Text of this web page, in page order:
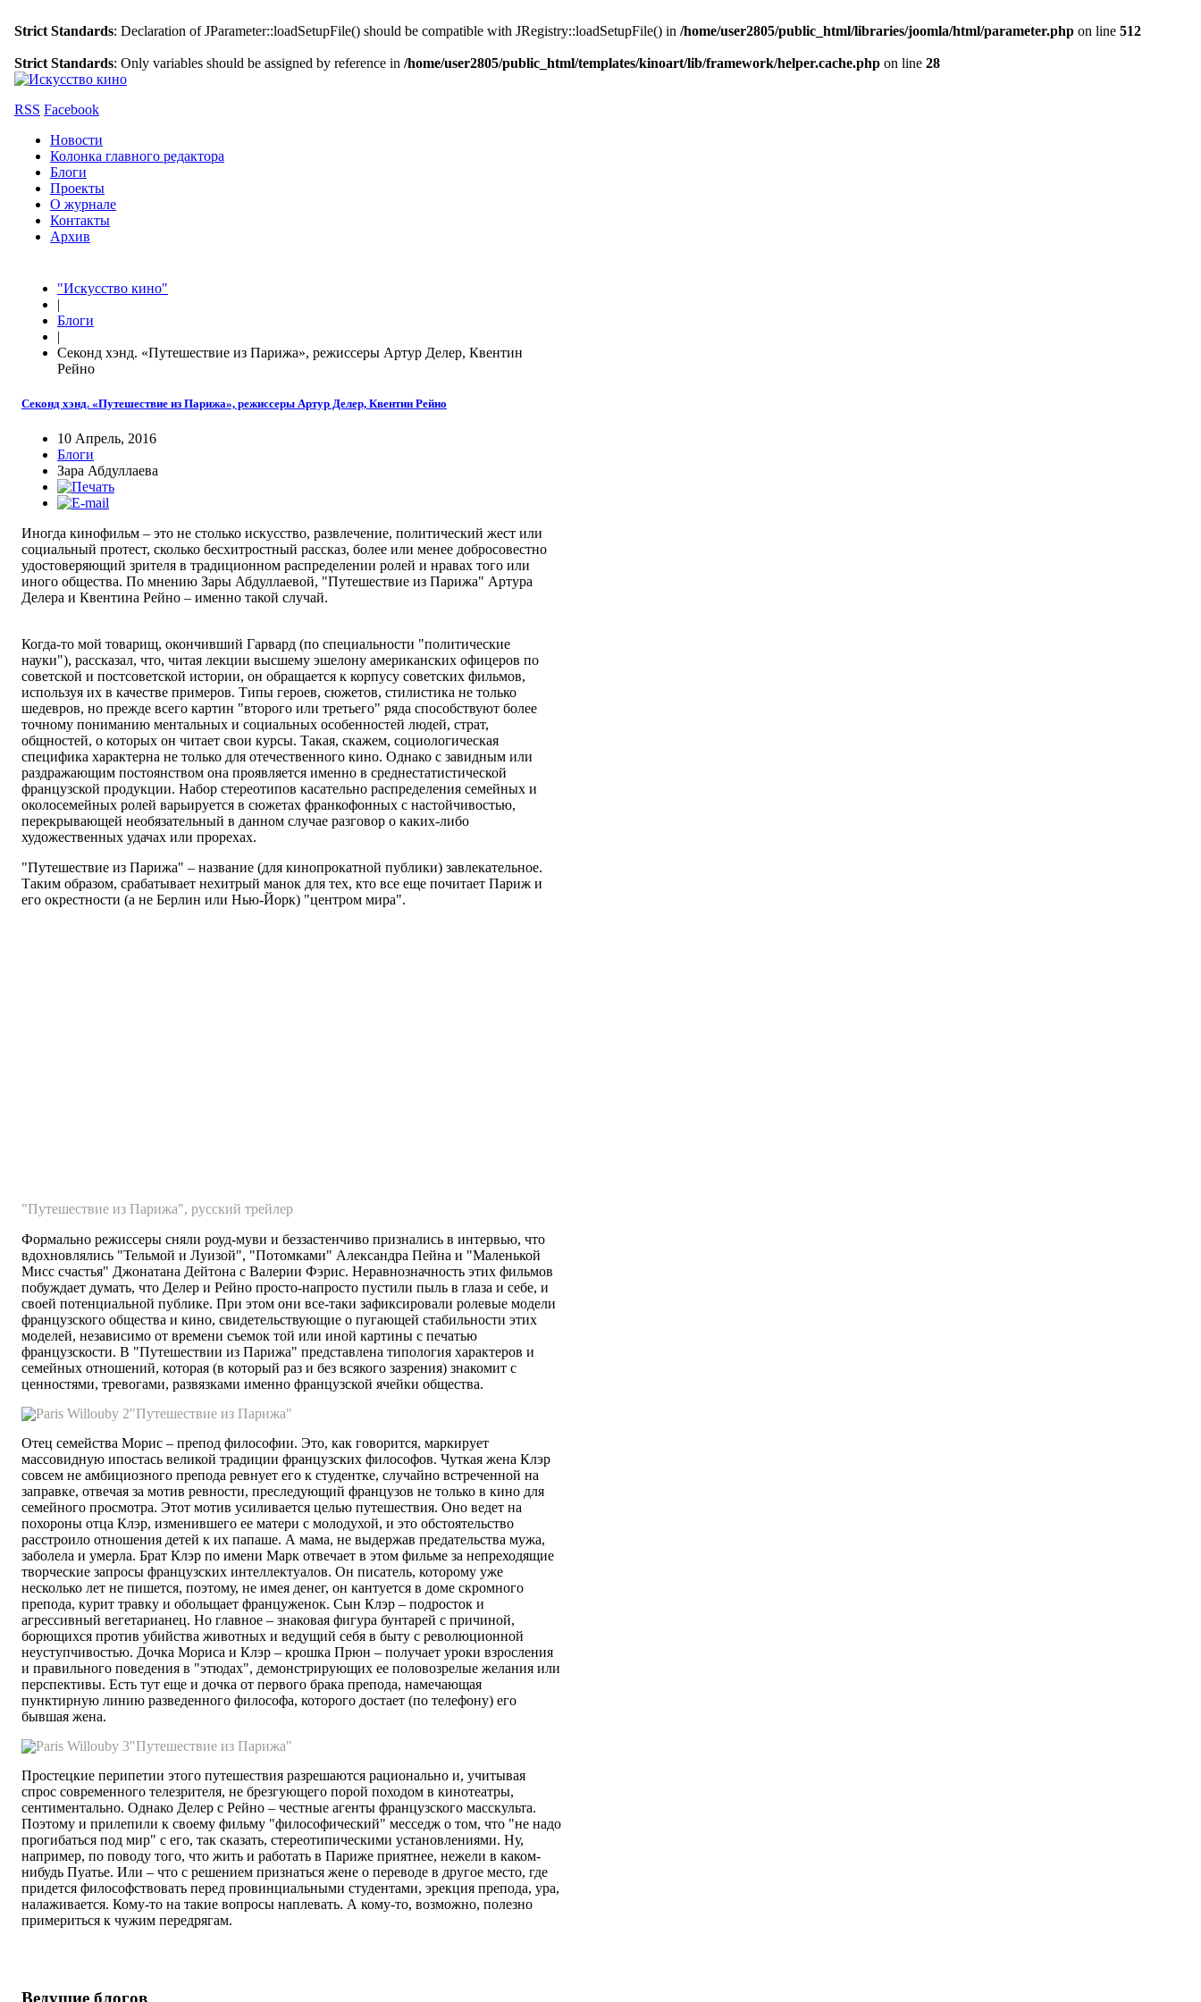
Strict Standards: Declaration of JParameter::loadSetupFile() should be compatible with JRegistry::loadSetupFile() in /home/user2805/public_html/libraries/joomla/html/parameter.php on line 512
Strict Standards: Only variables should be assigned by reference in /home/user2805/public_html/templates/kinoart/lib/framework/helper.cache.php on line 28
RSS Facebook
Новости
Колонка главного редактора
Блоги
Проекты
О журнале
Контакты
Архив
"Искусство кино"
|
Блоги
|
Секонд хэнд. «Путешествие из Парижа», режиссеры Артур Делер, Квентин
Рейно
Секонд хэнд. «Путешествие из Парижа», режиссеры Артур Делер, Квентин Рейно
10 Апрель, 2016
Блоги
Зара Абдуллаева
Иногда кинофильм – это не столько искусство, развлечение, политический жест или
социальный протест, сколько бесхитростный рассказ, более или менее добросовестно
удостоверяющий зрителя в традиционном распределении ролей и нравах того или
иного общества. По мнению Зары Абдуллаевой, "Путешествие из Парижа" Артура
Делера и Квентина Рейно – именно такой случай.
Когда-то мой товарищ, окончивший Гарвард (по специальности "политические
науки"), рассказал, что, читая лекции высшему эшелону американских офицеров по
советской и постсоветской истории, он обращается к корпусу советских фильмов,
используя их в качестве примеров. Типы героев, сюжетов, стилистика не только
шедевров, но прежде всего картин "второго или третьего" ряда способствуют более
точному пониманию ментальных и социальных особенностей людей, страт,
общностей, о которых он читает свои курсы. Такая, скажем, социологическая
специфика характерна не только для отечественного кино. Однако с завидным или
раздражающим постоянством она проявляется именно в среднестатистической
французской продукции. Набор стереотипов касательно распределения семейных и
околосемейных ролей варьируется в сюжетах франкофонных с настойчивостью,
перекрывающей необязательный в данном случае разговор о каких-либо
художественных удачах или прорехах.
"Путешествие из Парижа" – название (для кинопрокатной публики) завлекательное.
Таким образом, срабатывает нехитрый манок для тех, кто все еще почитает Париж и
его окрестности (а не Берлин или Нью-Йорк) "центром мира".
"Путешествие из Парижа", русский трейлер
Формально режиссеры сняли роуд-муви и беззастенчиво признались в интервью, что
вдохновлялись "Тельмой и Луизой", "Потомками" Александра Пейна и "Маленькой
Мисс счастья" Джонатана Дейтона с Валерии Фэрис. Неравнозначность этих фильмов
побуждает думать, что Делер и Рейно просто-напросто пустили пыль в глаза и себе, и
своей потенциальной публике. При этом они все-таки зафиксировали ролевые модели
французского общества и кино, свидетельствующие о пугающей стабильности этих
моделей, независимо от времени съемок той или иной картины с печатью
французскости. В "Путешествии из Парижа" представлена типология характеров и
семейных отношений, которая (в который раз и без всякого зазрения) знакомит с
ценностями, тревогами, развязками именно французской ячейки общества.
"Путешествие из Парижа"
Отец семейства Морис – препод философии. Это, как говорится, маркирует
массовидную ипостась великой традиции французских философов. Чуткая жена Клэр
совсем не амбициозного препода ревнует его к студентке, случайно встреченной на
заправке, отвечая за мотив ревности, преследующий французов не только в кино для
семейного просмотра. Этот мотив усиливается целью путешествия. Оно ведет на
похороны отца Клэр, изменившего ее матери с молодухой, и это обстоятельство
расстроило отношения детей к их папаше. А мама, не выдержав предательства мужа,
заболела и умерла. Брат Клэр по имени Марк отвечает в этом фильме за непреходящие
творческие запросы французских интеллектуалов. Он писатель, которому уже
несколько лет не пишется, поэтому, не имея денег, он кантуется в доме скромного
препода, курит травку и обольщает француженок. Сын Клэр – подросток и
агрессивный вегетарианец. Но главное – знаковая фигура бунтарей с причиной,
борющихся против убийства животных и ведущий себя в быту с революционной
неуступчивостью. Дочка Мориса и Клэр – крошка Прюн – получает уроки взросления
и правильного поведения в "этюдах", демонстрирующих ее половозрелые желания или
перспективы. Есть тут еще и дочка от первого брака препода, намечающая
пунктирную линию разведенного философа, которого достает (по телефону) его
бывшая жена.
"Путешествие из Парижа"
Простецкие перипетии этого путешествия разрешаются рационально и, учитывая
спрос современного телезрителя, не брезгующего порой походом в кинотеатры,
сентиментально. Однако Делер с Рейно – честные агенты французского масскульта.
Поэтому и прилепили к своему фильму "философический" месседж о том, что "не надо
прогибаться под мир" с его, так сказать, стереотипическими установлениями. Ну,
например, по поводу того, что жить и работать в Париже приятнее, нежели в каком-
нибудь Пуатье. Или – что с решением признаться жене о переводе в другое место, где
придется философствовать перед провинциальными студентами, эрекция препода, ура,
налаживается. Кому-то на такие вопросы наплевать. А кому-то, возможно, полезно
примериться к чужим передрягам.
Ведущие блогов